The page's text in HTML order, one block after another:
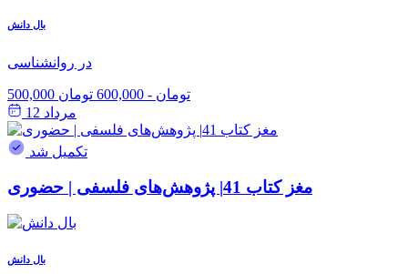
بال دانش
در روانشناسی
500,000 تومان - 600,000 تومان
مرداد 12
تکمیل شد
مغز کتاب 41| پژوهش‌های فلسفی | حضوری
بال دانش